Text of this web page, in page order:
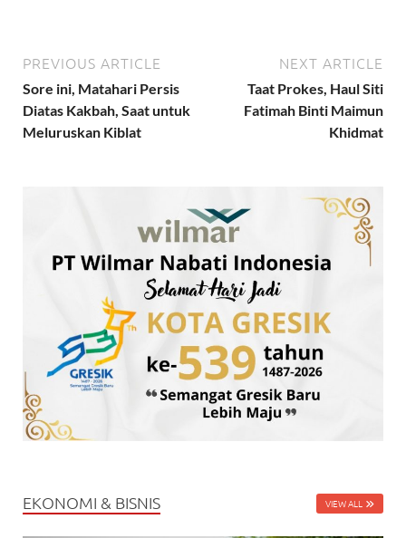
PREVIOUS ARTICLE
Sore ini, Matahari Persis
Diatas Kakbah, Saat untuk
Meluruskan Kiblat
NEXT ARTICLE
Taat Prokes, Haul Siti
Fatimah Binti Maimun
Khidmat
EKONOMI & BISNIS VIEW ALL